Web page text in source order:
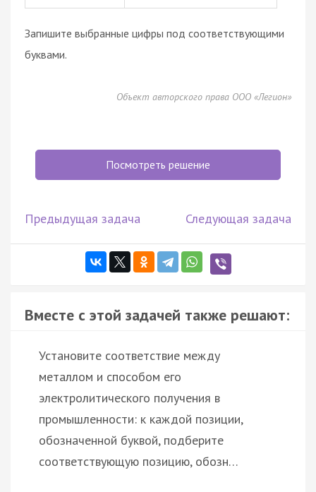
Запишите выбранные цифры под соответствующими
буквами.
Объект авторского права ООО «Легион»
Посмотреть решение
Предыдущая задача Следующая задача
Вместе с этой задачей также решают:
Установите соответствие между
металлом и способом его
электролитического получения в
промышленности: к каждой позиции,
обозначенной буквой, подберите
соответствующую позицию, обозн…